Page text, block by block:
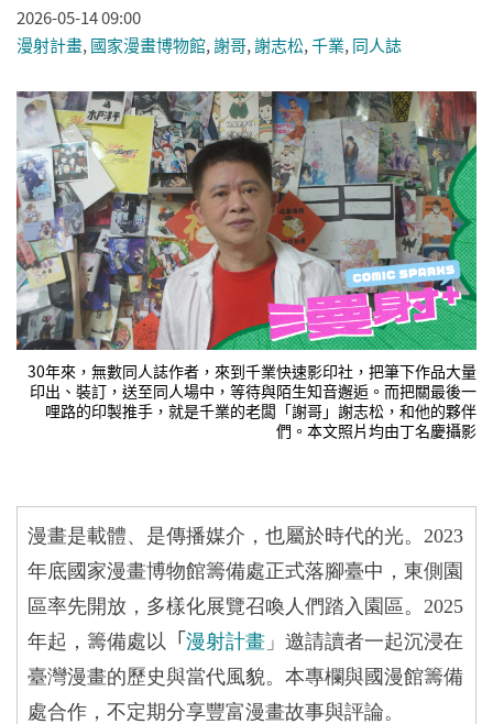
2026-05-14 09:00
漫射計畫, 國家漫畫博物館,謝哥,謝志松,千業, 同人誌
30年來，無數同人誌作者，來到千業快速影印社，把筆下作品大量
印出、裝訂，送至同人場中，等待與陌生知音邂逅。而把關最後一
哩路的印製推手，就是千業的老闆「謝哥」謝志松，和他的夥伴
們。本文照片均由丁名慶攝影
漫畫是載體、是傳播媒介，也屬於時代的光。2023
年底國家漫畫博物館籌備處正式落腳臺中，東側園
區率先開放，多樣化展覽召喚人們踏入園區。2025
年起，籌備處以
「漫射計畫 」邀請讀者一起沉浸在
臺灣漫畫的歷史與當代風貌。本專欄與國漫館籌備
處合作，不定期分享豐富漫畫故事與評論。